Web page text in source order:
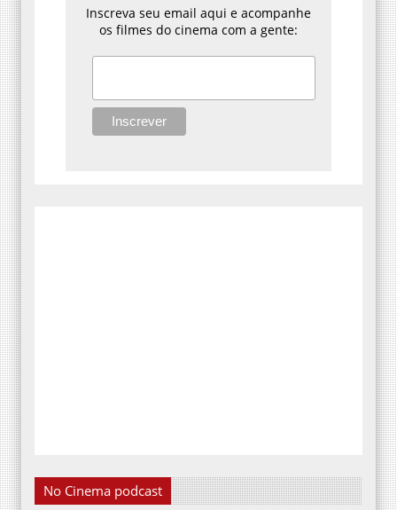
Inscreva seu email aqui e acompanhe
os filmes do cinema com a gente:
No Cinema podcast